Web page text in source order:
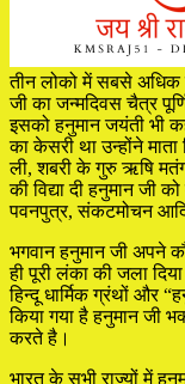
तीन लोको में सबसे अधिक
जी का जन्मदिवस चैत्र
इसको हनुमान जयंती भी
का केसरी था उन्होंने
ली, शबरी के गुरु ऋषि मतंग
की विद्या दी हनुमान जी
पवनपुत्र, संकटमोचन आदि
भगवान हनुमान जी अपने
ही पूरी लंका की जला
हिन्दू धार्मिक ग्रंथों और
किया गया है हनुमान जी
करते है।
भारत के सभी राज्यों में